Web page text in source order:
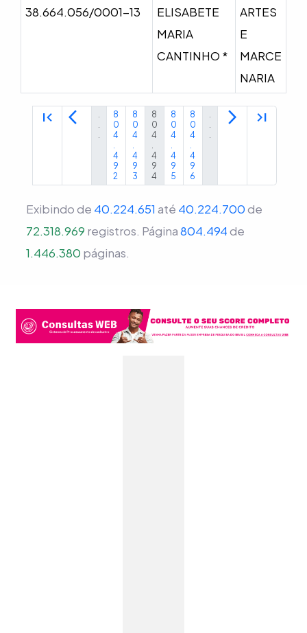
38.664.056/0001-13
ELISABETE
MARIA
CANTINHO *
ARTES
E
MARCE
NARIA
first_page arrow_back_ios
.
.
.
8
0
4
.
4
9
2
8
0
4
.
4
9
3
8
0
4
.
4
9
4
8
0
4
.
4
9
5
8
0
4
.
4
9
6
.
.
.
arrow_forward_ios last_page
Exibindo de 40.224.651 até 40.224.700de
72.318.969 registros. Página804.494de
1.446.380 páginas.